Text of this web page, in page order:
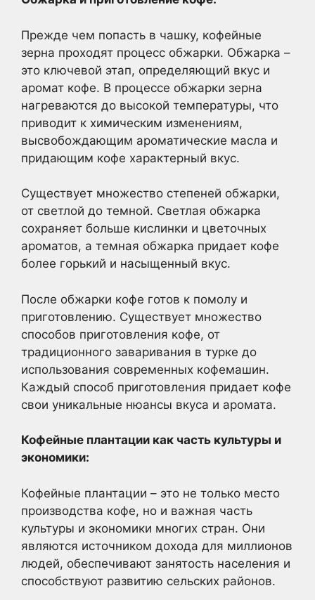
Прежде чем попасть в чашку, кофейные
зерна проходят процесс обжарки. Обжарка –
это ключевой этап, определяющий вкус и
аромат кофе. В процессе обжарки зерна
нагреваются до высокой температуры, что
приводит к химическим изменениям,
высвобождающим ароматические масла и
придающим кофе характерный вкус.
Существует множество степеней обжарки,
от светлой до темной. Светлая обжарка
сохраняет больше кислинки и цветочных
ароматов, а темная обжарка придает кофе
более горький и насыщенный вкус.
После обжарки кофе готов к помолу и
приготовлению. Существует множество
способов приготовления кофе, от
традиционного заваривания в турке до
использования современных кофемашин.
Каждый способ приготовления придает кофе
свои уникальные нюансы вкуса и аромата.
Кофейные плантации как часть культуры и
экономики:
Кофейные плантации – это не только место
производства кофе, но и важная часть
культуры и экономики многих стран. Они
являются источником дохода для миллионов
людей, обеспечивают занятость населения и
способствуют развитию сельских районов.